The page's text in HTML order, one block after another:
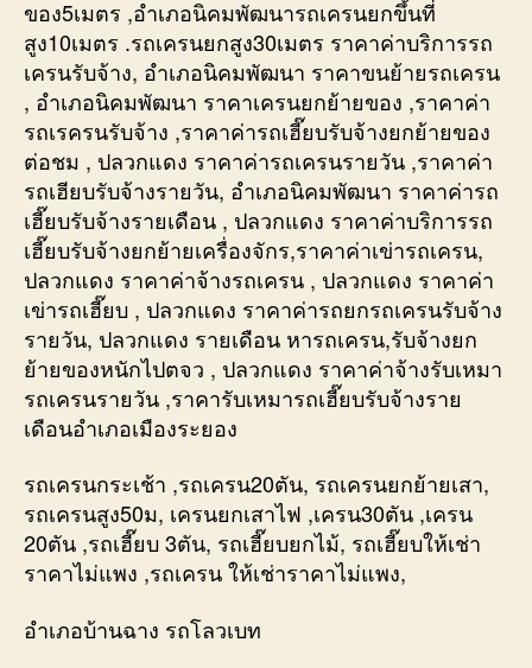
ของ5เมตร ,อำเภอนิคมพัฒนารถเครนยกขึ้นที่
สูง10เมตร .รถเครนยกสูง30เมตร ราคาค่าบริการรถ
เครนรับจ้าง, อำเภอนิคมพัฒนา ราคาขนย้ายรถเครน
, อำเภอนิคมพัฒนา ราคาเครนยกย้ายของ ,ราคาค่า
รถเรครนรับจ้าง ,ราคาค่ารถเฮี๊ยบรับจ้างยกย้ายของ
ต่อชม , ปลวกแดง ราคาค่ารถเครนรายวัน ,ราคาค่า
รถเฮียบรับจ้างรายวัน, อำเภอนิคมพัฒนา ราคาค่ารถ
เฮี๊ยบรับจ้างรายเดือน , ปลวกแดง ราคาค่าบริการรถ
เฮี๊ยบรับจ้างยกย้ายเครื่องจักร,ราคาค่าเข่ารถเครน,
ปลวกแดง ราคาค่าจ้างรถเครน , ปลวกแดง ราคาค่า
เข่ารถเฮี๊ยบ , ปลวกแดง ราคาค่ารถยกรถเครนรับจ้าง
รายวัน, ปลวกแดง รายเดือน หารถเครน,รับจ้างยก
ย้ายของหนักไปตจว , ปลวกแดง ราคาค่าจ้างรับเหมา
รถเครนรายวัน ,ราคารับเหมารถเฮี๊ยบรับจ้างราย
เดือนอำเภอเมืองระยอง
รถเครนกระเช้า ,รถเครน20ตัน, รถเครนยกย้ายเสา,
รถเครนสูง50ม, เครนยกเสาไฟ ,เครน30ตัน ,เครน
20ตัน ,รถเฮี๊ยบ 3ตัน, รถเฮี๊ยบยกไม้, รถเฮี๊ยบให้เช่า
ราคาไม่แพง ,รถเครน ให้เช่าราคาไม่แพง,
อำเภอบ้านฉาง รถโลวเบท